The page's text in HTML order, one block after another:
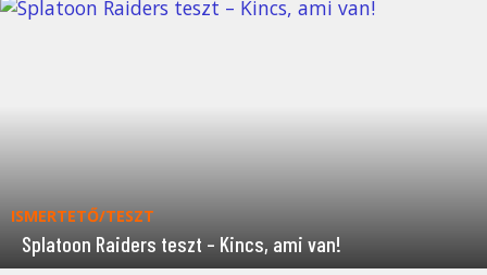
ISMERTETŐ/TESZT
Splatoon Raiders teszt – Kincs, ami van!